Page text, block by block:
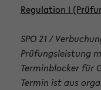
Regulation I
SPO 21 /
Prüfungsleistung
Terminblocker für
Termin ist aus